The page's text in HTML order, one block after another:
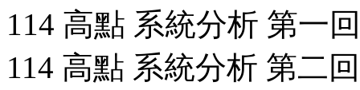
114 高點 系統分析 第一
114 高點 系統分析 第二